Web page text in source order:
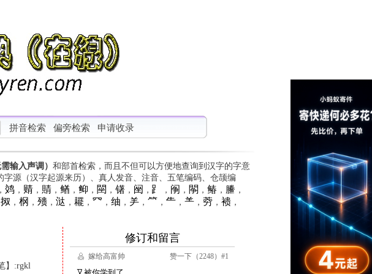
拼音检索 偏旁检索 申请收录
输入声调） 和部首检索，而且不但可以方便地查询到汉字的字意
源（汉字起源来历）、真人发音、注音、五笔编码、仓颉编
䴔， 䞍， 䝼， 䲡 ， 䲟 ， 䦟 ， 䦃， 䦷 ， ⻊ ， 䦶 ， 䦛 ， 䲠 ， 䲢 ，
㧐 ， 㭎 ， 㱮， 㳠 ， 䎱 ， ⺳ ， 䌷 ， ⺶， ⺮ ， ⺧， ⺷， 䓖， 䙌，
】:rgkl